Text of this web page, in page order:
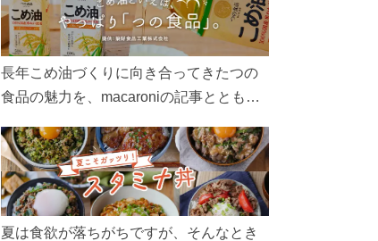
長年こめ油づくりに向き合ってきたつの
食品の魅力を、macaroniの記事とともに
ん、製造現場や品質へのこだわりまで。
こめ油をもっと好きになるコンテンツを
ぜひお楽しみください。
夏は食欲が落ちがちですが、そんなとき